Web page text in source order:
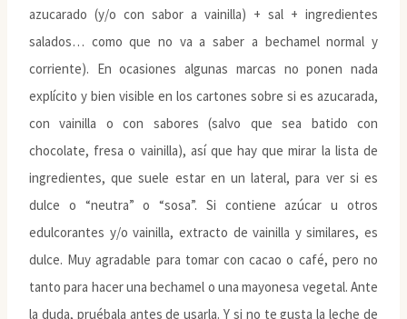
azucarado (y/o con sabor a vainilla) + sal + ingredientes
salados… como que no va a saber a bechamel normal y
corriente). En ocasiones algunas marcas no ponen nada
explícito y bien visible en los cartones sobre si es azucarada,
con vainilla o con sabores (salvo que sea batido con
chocolate, fresa o vainilla), así que hay que mirar la lista de
ingredientes, que suele estar en un lateral, para ver si es
dulce o “neutra” o “sosa”. Si contiene azúcar u otros
edulcorantes y/o vainilla, extracto de vainilla y similares, es
dulce. Muy agradable para tomar con cacao o café, pero no
tanto para hacer una bechamel o una mayonesa vegetal. Ante
la duda, pruébala antes de usarla. Y si no te gusta la leche de